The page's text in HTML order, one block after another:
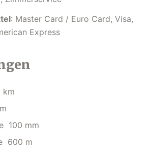
: Master Card / Euro Card, Visa,
Express
km
100 mm
600 m